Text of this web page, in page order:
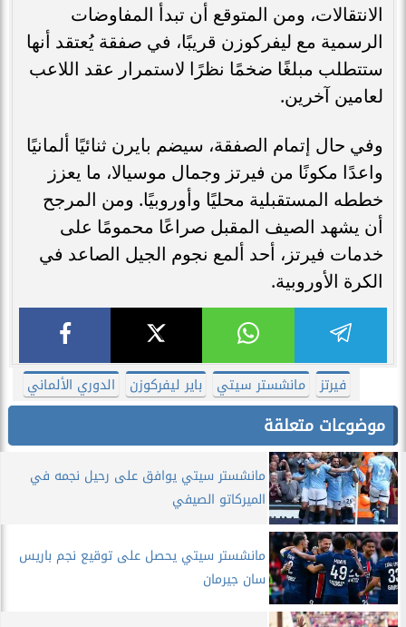
الانتقالات، ومن المتوقع أن تبدأ المفاوضات
الرسمية مع ليفركوزن قريبًا، في صفقة يُعتقد أنها
ستتطلب مبلغًا ضخمًا نظرًا لاستمرار عقد اللاعب
لعامين آخرين.
وفي حال إتمام الصفقة، سيضم بايرن ثنائيًا ألمانيًا
واعدًا مكونًا من فيرتز وجمال موسيالا، ما يعزز
خططه المستقبلية محليًا وأوروبيًا. ومن المرجح
أن يشهد الصيف المقبل صراعًا محمومًا على
خدمات فيرتز، أحد ألمع نجوم الجيل الصاعد في
الكرة الأوروبية.
فيرتز مانشستر سيتي باير ليفركوزن الدوري الألماني
موضوعات متعلقة
مانشستر سيتي يوافق على رحيل نجمه في
الميركاتو الصيفي
مانشستر سيتي يحصل على توقيع نجم باريس
سان جيرمان